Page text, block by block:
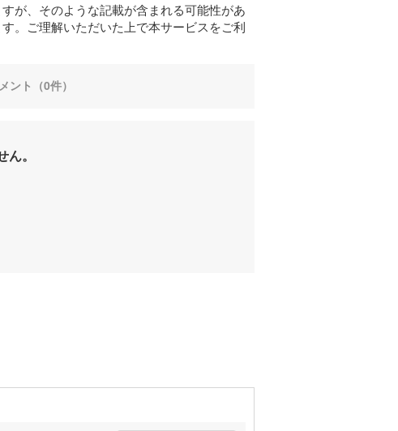
が、そのような記載が含まれる可能性があ
。ご理解いただいた上で本サービスをご利
ント（0件）
。